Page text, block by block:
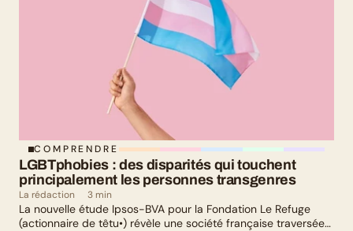
COMPRENDRE
LGBTphobies : des disparités qui touchent
principalement les personnes transgenres
La rédaction 3 min
La nouvelle étude Ipsos-BVA pour la Fondation Le Refuge
(actionnaire de têtu•) révèle une société française traversée